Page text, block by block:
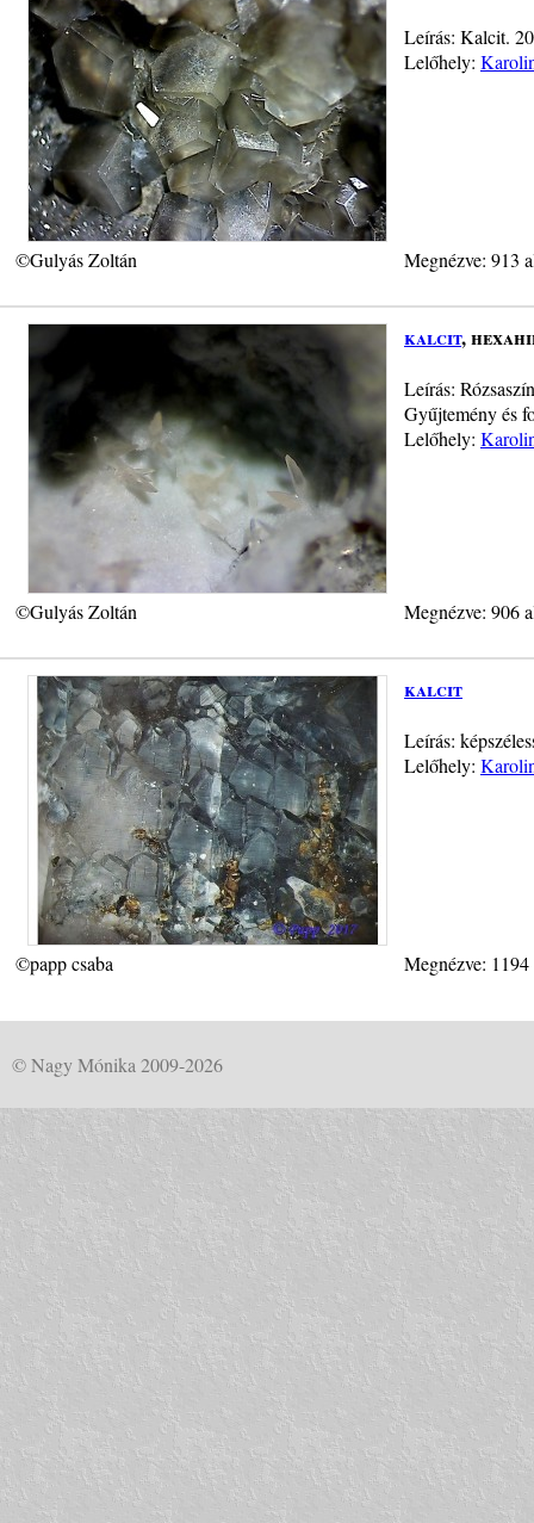
Leírás: Kalcit.
Lelőhely:
©Gulyás Zoltán Megnézve: 913
kalcit,
Leírás:
Gyűjtemény és
Lelőhely:
©Gulyás Zoltán Megnézve: 906
kalcit
Leírás:
Lelőhely:
©papp csaba Megnézve:
© Nagy Mónika 2009-2026